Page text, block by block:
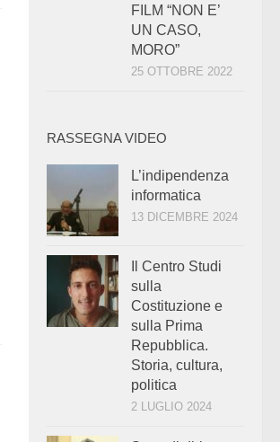
FILM “NON E’
UN CASO,
MORO”
25 OTTOBRE 2022
RASSEGNA VIDEO
L’indipendenza
informatica
13 DICEMBRE 2024
Il Centro Studi
sulla
Costituzione e
sulla Prima
Repubblica.
Storia, cultura,
politica
2 LUGLIO 2024